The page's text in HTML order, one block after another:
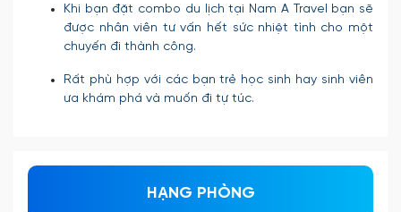
Khi bạn đặt combo du lịch tại Nam A Travel bạn sẽ
được nhân viên tư vấn hết sức nhiệt tình cho một
chuyến đi thành công.
Rất phù hợp với các bạn trẻ học sinh hay sinh viên
ưa khám phá và muốn đi tự túc.
HẠNG PHÒNG